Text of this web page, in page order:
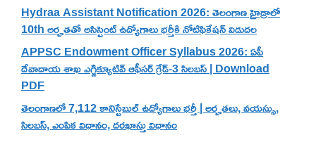
Hydraa Assistant Notification 2026: తెలంగాణ హైడ్రాలో
10th అర్హతతో అసిస్టెంట్ ఉద్యోగాలు భర్తీకి నోటిఫికేషన్ విడుదల
APPSC Endowment Officer Syllabus 2026: ఏపీ
దేవాదాయ శాఖ ఎగ్జిక్యూటివ్ ఆఫీసర్ గ్రేడ్-3 సిలబస్ | Download
PDF
తెలంగాణలో 7,112 కానిస్టేబుల్ ఉద్యోగాలు భర్తీ | అర్హతలు, వయస్సు,
సిలబస్, ఎంపిక విధానం, దరఖాస్తు విధానం